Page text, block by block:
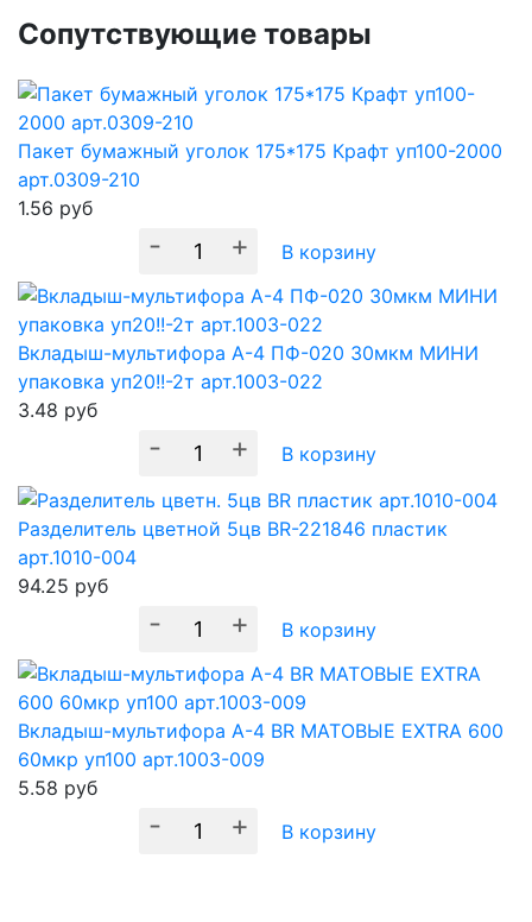
Сопутствующие товары
Пакет бумажный уголок 175*175 Крафт уп100-2000
арт.0309-210
1.56 руб
- + В корзину
Вкладыш-мультифора А-4 ПФ-020 30мкм МИНИ
упаковка уп20!!-2т арт.1003-022
3.48 руб
- + В корзину
Разделитель цветной 5цв BR-221846 пластик
арт.1010-004
94.25 руб
- + В корзину
Вкладыш-мультифора A-4 BR МАТОВЫЕ EXTRA 600
60мкр уп100 арт.1003-009
5.58 руб
- + В корзину